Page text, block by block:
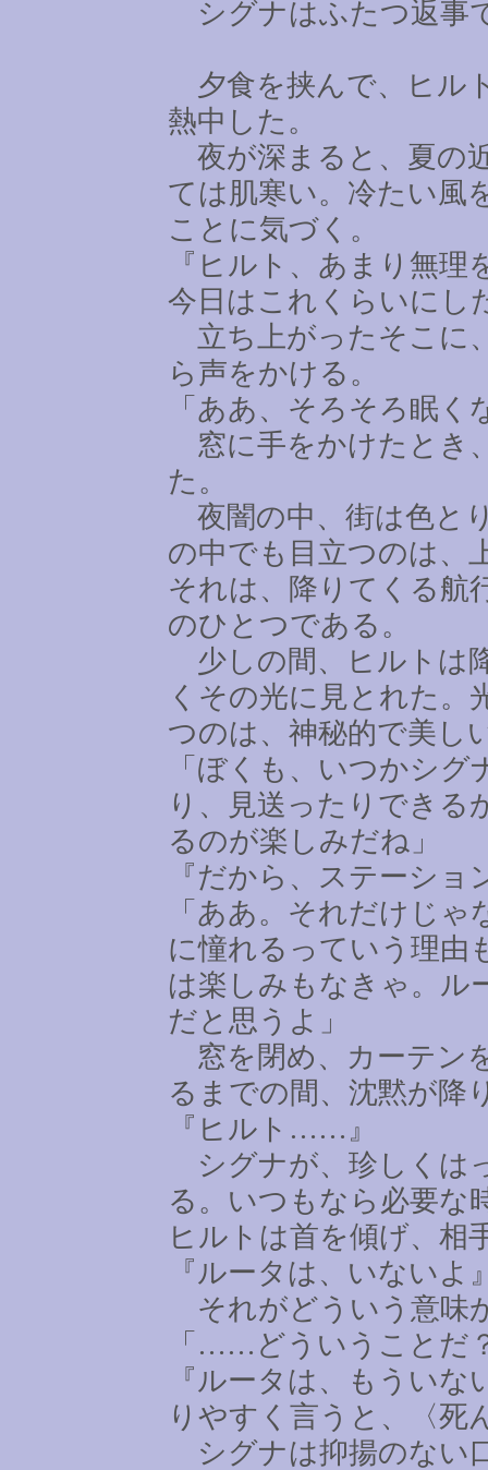
シグナはふたつ返事
夕食を挟んで、ヒル
熱中した。
夜が深まると、夏の
ては肌寒い。冷たい風
ことに気づく。
『ヒルト、あまり無
今日はこれくらいにし
立ち上がったそこに
ら声をかける。
「ああ、そろそろ眠く
窓に手をかけたとき
た。
夜闇の中、街は色と
の中でも目立つのは、
それは、降りてくる航
のひとつである。
少しの間、ヒルトは
くその光に見とれた。
つのは、神秘的で美し
「ぼくも、いつかシ
り、見送ったりできる
るのが楽しみだね」
『だから、ステーショ
「ああ。それだけじ
に憧れるっていう理由
は楽しみもなきゃ。ル
だと思うよ」
窓を閉め、カーテン
るまでの間、沈黙が降
『ヒルト …… 』
シグナが、珍しくは
る。いつもなら必要な
ヒルトは首を傾げ、相
『ルータは、いないよ
それがどういう意味
「 …… どういうことだ
『ルータは、もういな
りやすく言うと、〈死
シグナは抑揚のない